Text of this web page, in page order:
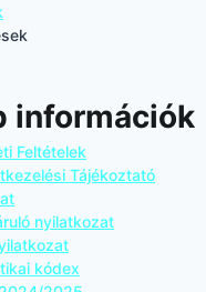
információk
Feltételek
Tájékoztató
nyilatkozat
kódex